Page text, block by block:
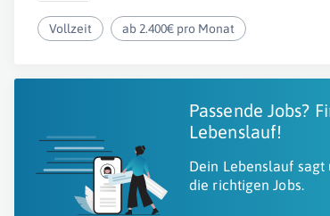
Vollzeit ab 2.400€ pro Monat
Passende Jobs?
Lebenslauf!
Dein Lebenslauf sagt
die richtigen Jobs.